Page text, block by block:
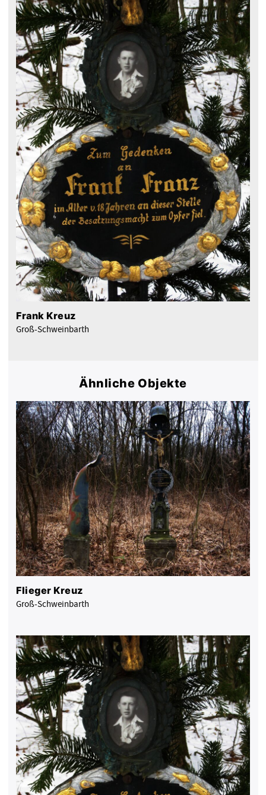
Frank Kreuz
Groß-Schweinbarth
Ähnliche Objekte
Flieger Kreuz
Groß-Schweinbarth